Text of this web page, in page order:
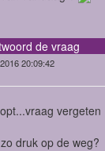
de vraag
20:09:42
vergeten
druk op de weg?